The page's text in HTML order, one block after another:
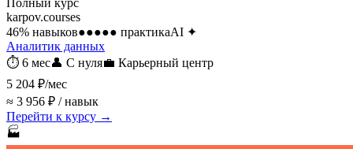
Полный курс
karpov.courses
46% навыков●●●●● практикаAI ✦
Аналитик данных
⏱ 6 мес👤 С нуля💼 Карьерный центр
5 204 ₽/мес
≈ 3 956 ₽ / навык
Перейти к курсу →
🏭